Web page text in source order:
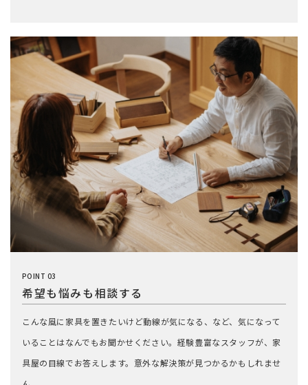
POINT 03
希望も悩みも相談する
こんな風に家具を置きたいけど動線が気になる、など、気になって
いることはなんでもお聞かせください。経験豊富なスタッフが、家
具屋の目線でお答えします。意外な解決策が見つかるかもしれませ